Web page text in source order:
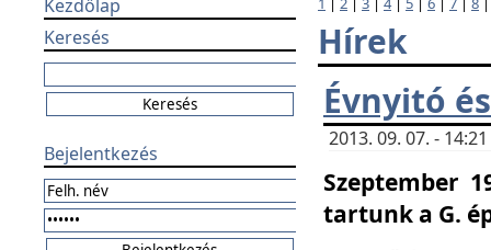
Kezdőlap
Keresés
Bejelentkezés
Hírek
Évnyitó
2013. 09. 07. -
Szeptember
tartunk a G.